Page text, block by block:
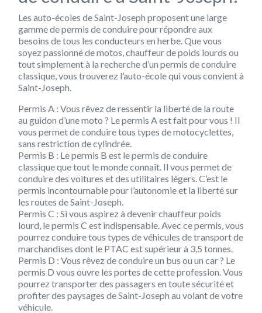
Les auto-écoles de Saint-Joseph proposent une large
gamme de permis de conduire pour répondre aux
besoins de tous les conducteurs en herbe. Que vous
soyez passionné de motos, chauffeur de poids lourds ou
tout simplement à la recherche d’un permis de conduire
classique, vous trouverez l’auto-école qui vous convient à
Saint-Joseph.
Permis A : Vous rêvez de ressentir la liberté de la route
au guidon d’une moto ? Le permis A est fait pour vous ! Il
vous permet de conduire tous types de motocyclettes,
sans restriction de cylindrée.
Permis B : Le permis B est le permis de conduire
classique que tout le monde connaît. Il vous permet de
conduire des voitures et des utilitaires légers. C’est le
permis incontournable pour l’autonomie et la liberté sur
les routes de Saint-Joseph.
Permis C : Si vous aspirez à devenir chauffeur poids
lourd, le permis C est indispensable. Avec ce permis, vous
pourrez conduire tous types de véhicules de transport de
marchandises dont le PTAC est supérieur à 3,5 tonnes.
Permis D : Vous rêvez de conduire un bus ou un car ? Le
permis D vous ouvre les portes de cette profession. Vous
pourrez transporter des passagers en toute sécurité et
profiter des paysages de Saint-Joseph au volant de votre
véhicule.